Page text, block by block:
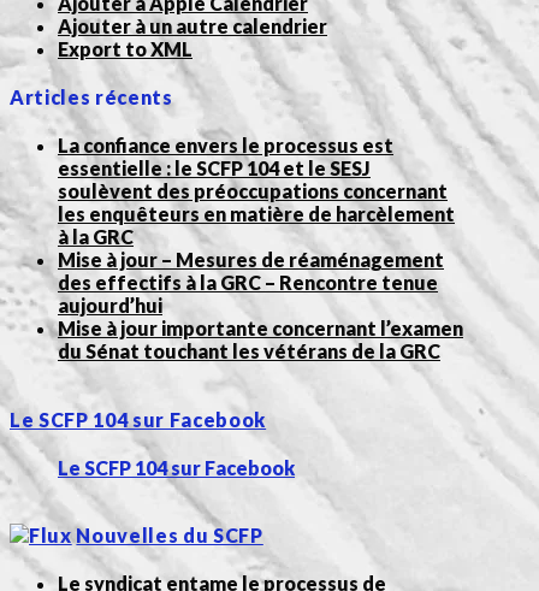
Ajouter à un autre calendrier
Export to XML
Articles récents
La confiance envers le processus est
essentielle : le SCFP 104 et le SESJ
soulèvent des préoccupations concernant
les enquêteurs en matière de harcèlement
à la GRC
Mise à jour – Mesures de réaménagement
des effectifs à la GRC – Rencontre tenue
aujourd’hui
Mise à jour importante concernant l’examen
du Sénat touchant les vétérans de la GRC
Le SCFP 104 sur Facebook
Le SCFP 104 sur Facebook
Nouvelles du SCFP
Le syndicat entame le processus de